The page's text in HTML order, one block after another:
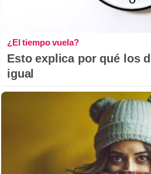
¿El tiempo vuela?
Esto explica por qué los
igual